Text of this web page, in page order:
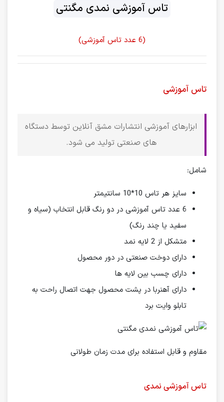
تاس آموزشی نمدی مگنتی
(6 عدد تاس آموزشی)
تاس آموزشی
ابزارهای آموزشی انتشارات مشق آنلاین توسط دستگاه
های صنعتی تولید می شود.
شامل:
سایز هر تاس 10*10 سانتیمتر
6 عدد تاس آموزشی در دو رنگ قابل انتخاب (سیاه و
سفید یا چند رنگ)
متشکل از 2 لایه نمد
دارای دوخت صنعتی در دور محصول
دارای چسب بین لایه ها
دارای آهنربا در پشت محصول جهت اتصال راحت به
تابلو وایت برد
مقاوم و قابل استفاده برای مدت زمان طولانی
تاس آموزشی نمدی